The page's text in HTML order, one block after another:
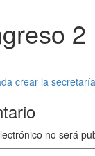
2
crear la
no será